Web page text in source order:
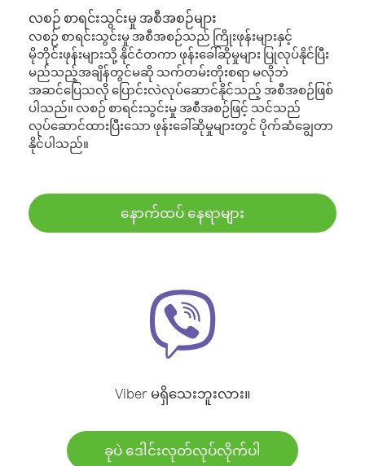
လစဉ် စာရင်းသွင်းမှု အစီအစဉ်များ
လစဉ် စာရင်းသွင်းမှု အစီအစဉ်သည် ကြိုးဖုန်းများနှင့်
မိုဘိုင်းဖုန်းများသို့ နိုင်ငံတကာ ဖုန်းခေါ်ဆိုမှုများ ပြုလုပ်နိုင်ပြီး
မည်သည့်အချိန်တွင်မဆို သက်တမ်းတိုးစရာ မလိုဘဲ
အဆင်ပြေသလို ပြောင်းလဲလုပ်ဆောင်နိုင်သည့် အစီအစဉ်ဖြစ်
ပါသည်။ လစဉ် စာရင်းသွင်းမှု အစီအစဉ်ဖြင့် သင်သည်
လုပ်ဆောင်ထားပြီးသော ဖုန်းခေါ်ဆိုမှုများတွင် ပိုက်ဆံချွေတာ
နိုင်ပါသည်။
နောက်ထပ် နေရာများ
Viber မရှိသေးဘူးလား။
ခုပဲ ဒေါင်းလုတ်လုပ်လိုက်ပါ